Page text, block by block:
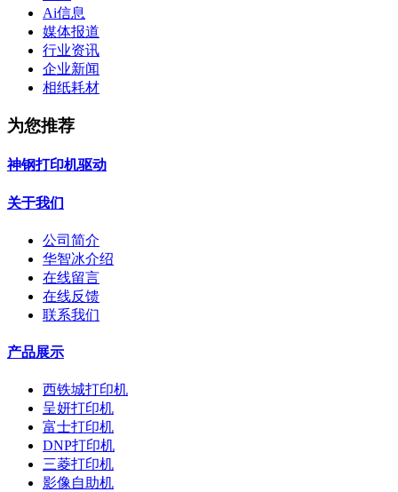
Ai信息
媒体报道
行业资讯
企业新闻
相纸耗材
为您推荐
神钢打印机驱动
关于我们
公司简介
华智冰介绍
在线留言
在线反馈
联系我们
产品展示
西铁城打印机
呈妍打印机
富士打印机
DNP打印机
三菱打印机
影像自助机